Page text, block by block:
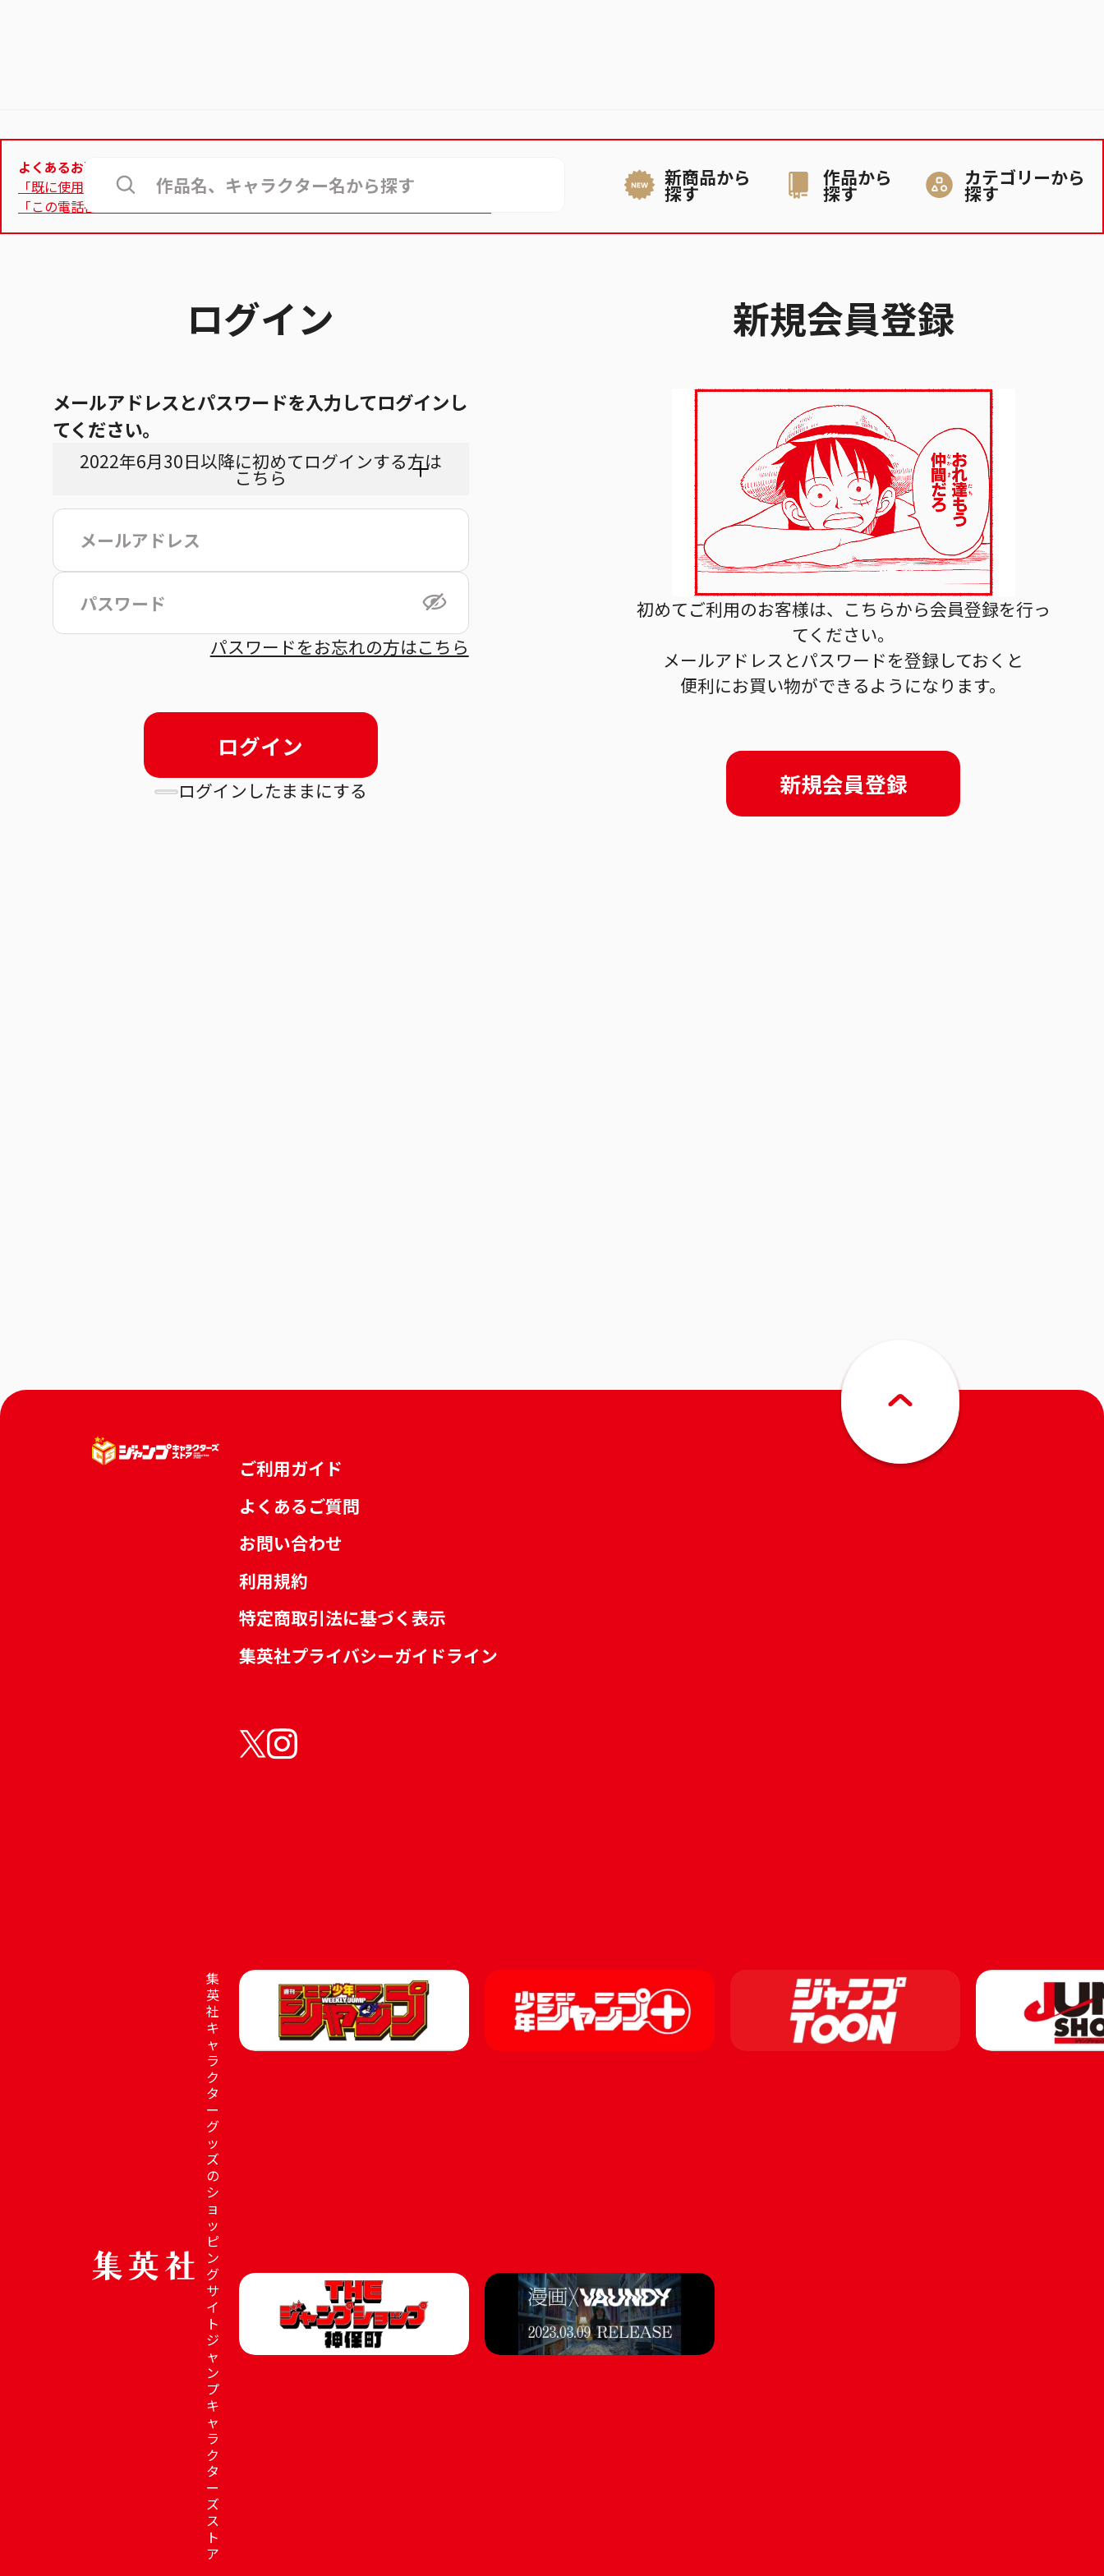
新商品から
探す
作品から
探す
カテゴリーから
探す
よくあるお問合せ
「既に使用されているメールアドレス」と表示されて登録ができない
「この電話番号は使用できません」と表示され、認証用電話番号が登録できない
ログイン
メールアドレスとパスワードを入力してログインし
てください。
2022年6月30日以降に初めてログインする方は
こちら
利用規
パスワードをお忘れの方はこちら
ログイン
ログインしたままにする
新規会員登録
初めてご利用のお客様は、こちらから会員登録を行っ
てください。
メールアドレスとパスワードを登録しておくと
便利にお買い物ができるようになります。
新規会員登録
ご利用ガイド
よくあるご質問
お問い合わせ
利用規約
特定商取引法に基づく表示
集英社プライバシーガイドライン
集
英
社
キ
ャ
ラ
ク
タ
ー
グ
ッ
ズ
の
シ
ョ
ッ
ピ
ン
グ
サ
イ
ト
ジ
ャ
ン
プ
キ
ャ
ラ
ク
タ
ー
ズ
ス
ト
ア